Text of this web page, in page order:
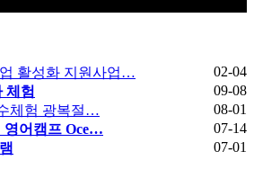
활성화 지원사업…
02-04
체험
09-08
체험 광복절…
08-01
영어캠프 Oce…
07-14
07-01